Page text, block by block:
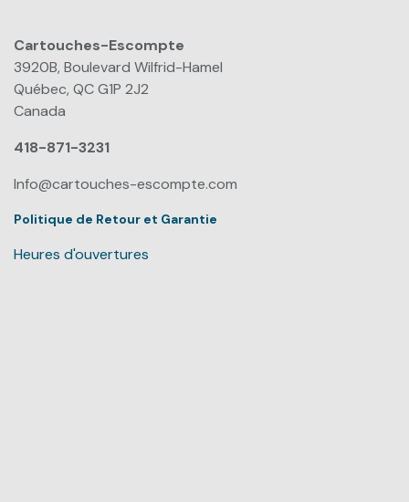
Cartouches-Escompte
3920B, Boulevard Wilfrid-Hamel
Québec, QC G1P 2J2
Canada
418-871-3231
Info@cartouches-escompte.com
Politique de Retour et Garantie
Heures d'ouvertures